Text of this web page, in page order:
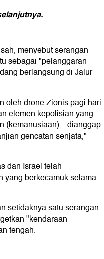
menyebut serangan
sebagai "pelanggaran
berlangsung di Jalur
oleh drone Zionis pagi hari
elemen kepolisian yang
(kemanusiaan)... dianggap
gencatan senjata,"
dan Israel telah
yang berkecamuk selama
setidaknya satu serangan
"kendaraan
tengah.